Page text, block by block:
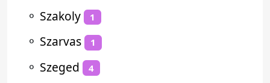
⚬ Szakoly 1
⚬ Szarvas 1
⚬ Szeged 4